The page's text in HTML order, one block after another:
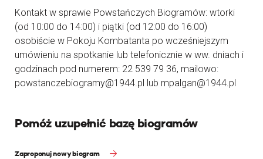
Kontakt w sprawie Powstańczych Biogramów: wtorki
(od 10:00 do 14:00) i piątki (od 12:00 do 16:00)
osobiście w Pokoju Kombatanta po wcześniejszym
umówieniu na spotkanie lub telefonicznie w ww. dniach i
godzinach pod numerem: 22 539 79 36, mailowo:
powstanczebiogramy@1944.pl lub mpalgan@1944.pl
Pomóż uzupełnić bazę biogramów
Zaproponuj nowy biogram